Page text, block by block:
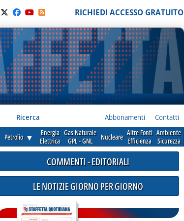
RICHIEDI ACCESSO GRATUITO
Ricerca Abbonamenti Contatti
Petrolio ▼
Energia
Elettrica
Gas Naturale
GPL - GNL
Nucleare Altre Fonti
Efficienza
Ambiente
Sicurezza
COMMENTI - EDITORIALI
LE NOTIZIE GIORNO PER GIORNO